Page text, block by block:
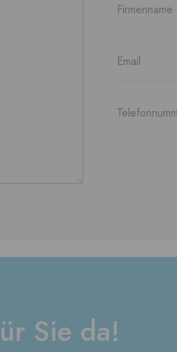
Sie da!